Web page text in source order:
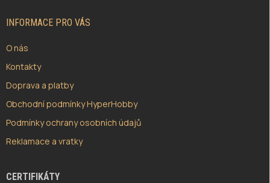
INFORMACE PRO VÁS
O nás
Kontakty
Doprava a platby
Obchodní podmínky HyperHobby
Podmínky ochrany osobních údajů
Reklamace a vratky
CERTIFIKÁTY